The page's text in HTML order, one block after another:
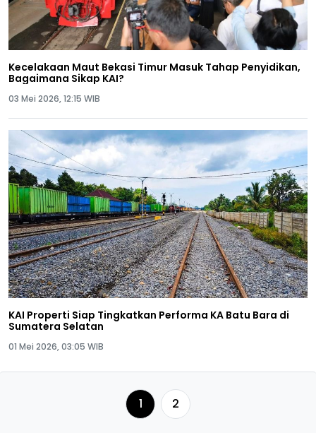
Kecelakaan Maut Bekasi Timur Masuk Tahap Penyidikan,
Bagaimana Sikap KAI?
03 Mei 2026, 12:15 WIB
KAI Properti Siap Tingkatkan Performa KA Batu Bara di
Sumatera Selatan
01 Mei 2026, 03:05 WIB
1 2